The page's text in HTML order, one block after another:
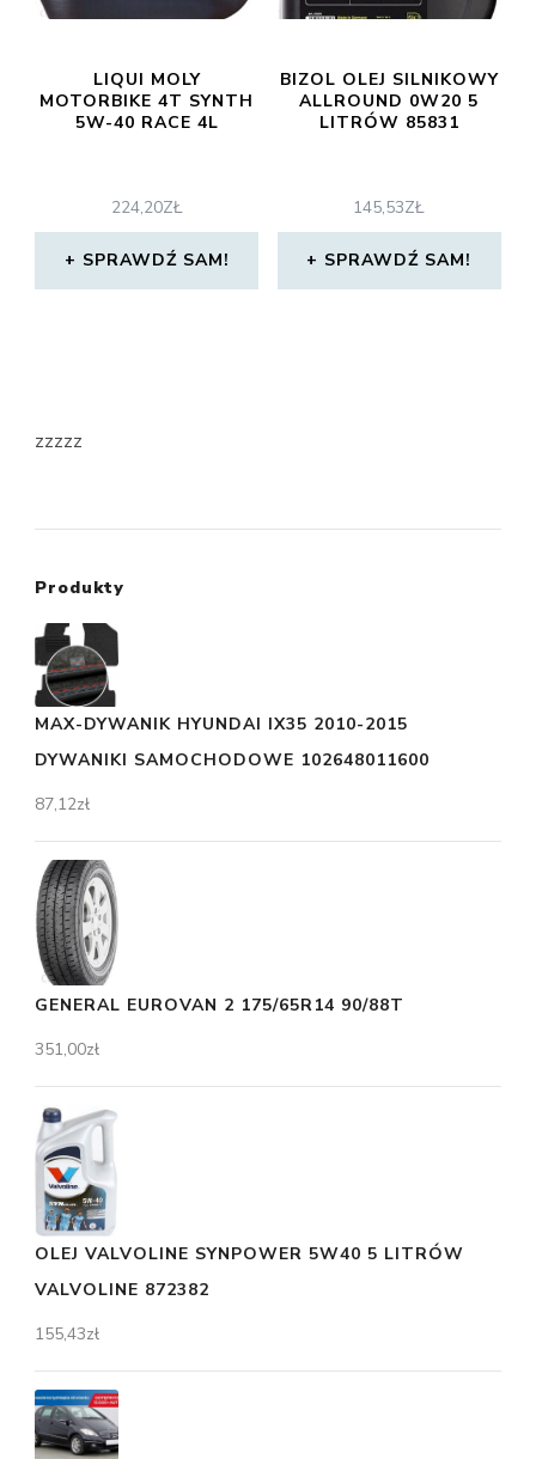
LIQUI MOLY
MOTORBIKE 4T SYNTH
5W-40 RACE 4L
224,20ZŁ
SPRAWDŹ SAM!
BIZOL OLEJ SILNIKOWY
ALLROUND 0W20 5
LITRÓW 85831
145,53ZŁ
SPRAWDŹ SAM!
zzzzz
Produkty
MAX-DYWANIK HYUNDAI IX35 2010-2015
DYWANIKI SAMOCHODOWE 102648011600
87,12zł
GENERAL EUROVAN 2 175/65R14 90/88T
351,00zł
OLEJ VALVOLINE SYNPOWER 5W40 5 LITRÓW
VALVOLINE 872382
155,43zł